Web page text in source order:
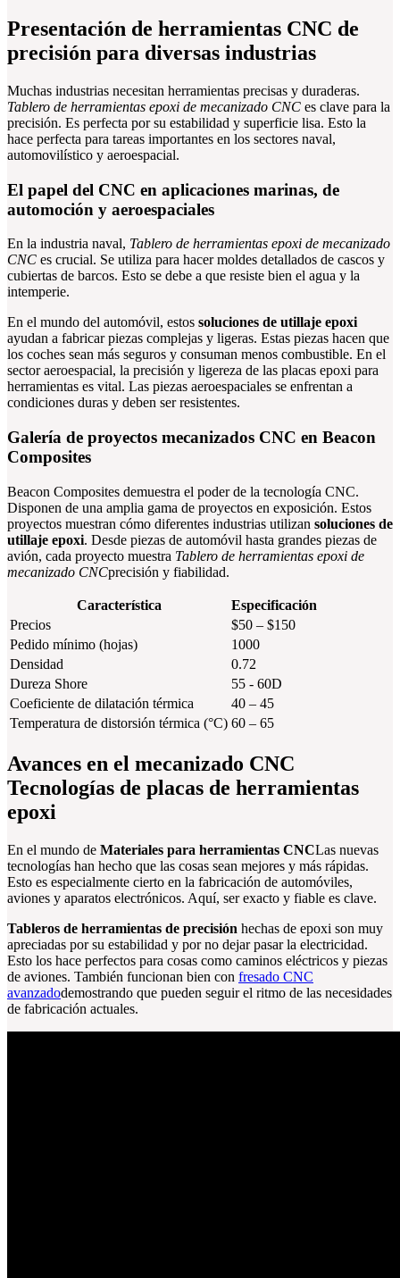
Presentación de herramientas CNC de
precisión para diversas industrias
Muchas industrias necesitan herramientas precisas y duraderas.
Tablero de herramientas epoxi de mecanizado CNC es clave para la
precisión. Es perfecta por su estabilidad y superficie lisa. Esto la
hace perfecta para tareas importantes en los sectores naval,
automovilístico y aeroespacial.
El papel del CNC en aplicaciones marinas, de
automoción y aeroespaciales
En la industria naval, Tablero de herramientas epoxi de mecanizado
CNC es crucial. Se utiliza para hacer moldes detallados de cascos y
cubiertas de barcos. Esto se debe a que resiste bien el agua y la
intemperie.
En el mundo del automóvil, estos soluciones de utillaje epoxi
ayudan a fabricar piezas complejas y ligeras. Estas piezas hacen que
los coches sean más seguros y consuman menos combustible. En el
sector aeroespacial, la precisión y ligereza de las placas epoxi para
herramientas es vital. Las piezas aeroespaciales se enfrentan a
condiciones duras y deben ser resistentes.
Galería de proyectos mecanizados CNC en Beacon
Composites
Beacon Composites demuestra el poder de la tecnología CNC.
Disponen de una amplia gama de proyectos en exposición. Estos
proyectos muestran cómo diferentes industrias utilizan soluciones de
utillaje epoxi. Desde piezas de automóvil hasta grandes piezas de
avión, cada proyecto muestra Tablero de herramientas epoxi de
mecanizado CNCprecisión y fiabilidad.
Característica
Especificación
Precios
$50 – $150
Pedido mínimo (hojas)
1000
Densidad
0.72
Dureza Shore
55 - 60D
Coeficiente de dilatación térmica
40 – 45
Temperatura de distorsión térmica (°C) 60 – 65
Avances en el mecanizado CNC
Tecnologías de placas de herramientas
epoxi
En el mundo de Materiales para herramientas CNCLas nuevas
tecnologías han hecho que las cosas sean mejores y más rápidas.
Esto es especialmente cierto en la fabricación de automóviles,
aviones y aparatos electrónicos. Aquí, ser exacto y fiable es clave.
Tableros de herramientas de precisión hechas de epoxi son muy
apreciadas por su estabilidad y por no dejar pasar la electricidad.
Esto los hace perfectos para cosas como caminos eléctricos y piezas
de aviones. También funcionan bien con fresado CNC
avanzadodemostrando que pueden seguir el ritmo de las necesidades
de fabricación actuales.